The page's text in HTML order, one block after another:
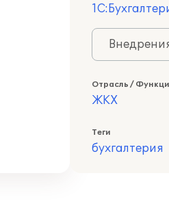
Отрасль /
ЖКХ
Теги
бухгалтерия